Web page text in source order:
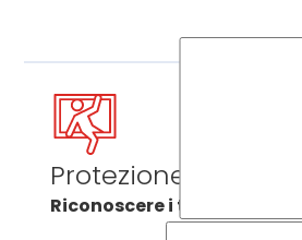
Protezione
Riconoscere i tentativi di